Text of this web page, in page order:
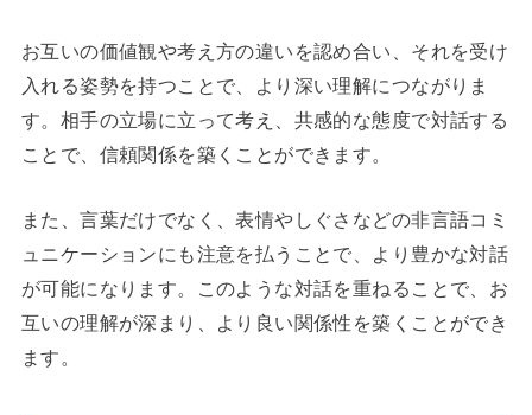
お互いの価値観や考え方の違いを認め合い、それを受け
入れる姿勢を持つことで、より深い理解につながりま
す。相手の立場に立って考え、共感的な態度で対話する
ことで、信頼関係を築くことができます。
また、言葉だけでなく、表情やしぐさなどの非言語コミ
ュニケーションにも注意を払うことで、より豊かな対話
が可能になります。このような対話を重ねることで、お
互いの理解が深まり、より良い関係性を築くことができ
ます。